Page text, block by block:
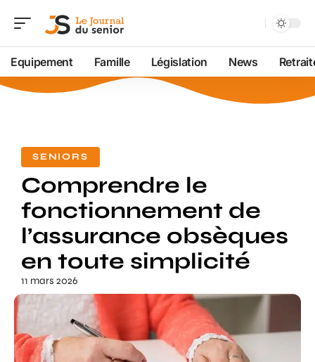
Equipement Famille Législation News
SENIORS
Comprendre le
fonctionnement de
l’assurance obsèques
en toute simplicité
11 mars 2026